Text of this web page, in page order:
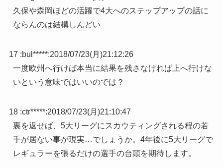
久保や森岡ほどの活躍で4大へのステップアップの話に
ならんのは結構しんどい
17 :bul*****:2018/07/23(月)21:12:26
一度欧州へ行けば本当に結果を残さなければ上へ行けな
いという意味ではいいのでは？
18 :ctr*****:2018/07/23(月)21:10:47
裏を返せば、5大リーグにスカウティングされる程の若
手が居ない事が現実…でしょうか。4年後に5大リーグで
レギュラーを張るだけの選手の台頭を期待します。